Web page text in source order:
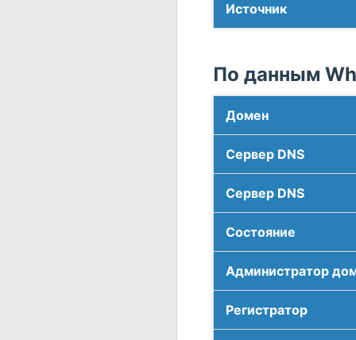
Источник
По данным
Домен
Сервер DNS
Сервер DNS
Соcтояние
Администратор
Регистратор